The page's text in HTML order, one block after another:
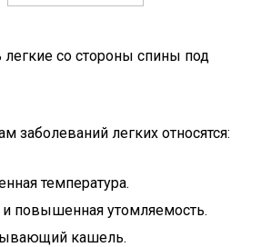
легкие со стороны спины под
заболеваний легких относятся:
температура.
повышенная утомляемость.
кашель.